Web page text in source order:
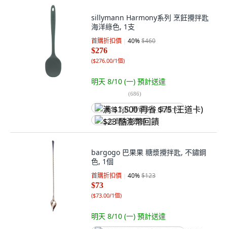
sillymann Harmony系列 烹飪攪拌匙
海洋綠色, 1支
首購折扣價 40%$460
$276
($276.00/1個)
明天 8/10 (一) 預計送達
(686)
满 $1,500 再省 $75 (王道卡)
$23 酷澎幣回饋
bargogo 巴果果 糖漿攪拌匙, 不鏽鋼
色, 1個
首購折扣價 40%$123
$73
($73.00/1個)
明天 8/10 (一) 預計送達